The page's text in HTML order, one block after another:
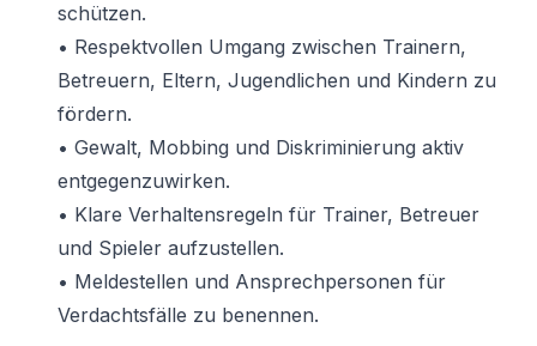
schützen.
• Respektvollen Umgang zwischen Trainern,
Betreuern, Eltern, Jugendlichen und Kindern zu
fördern.
• Gewalt, Mobbing und Diskriminierung aktiv
entgegenzuwirken.
• Klare Verhaltensregeln für Trainer, Betreuer
und Spieler aufzustellen.
• Meldestellen und Ansprechpersonen für
Verdachtsfälle zu benennen.